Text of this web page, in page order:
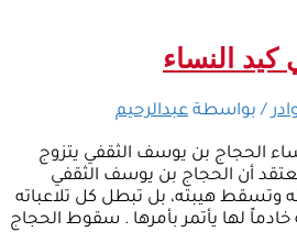
النساء
/ بواسطة عبدالرحيم
الحجاج بن يوسف الثقفي يتزوج
أن الحجاج بن يوسف الثقفي
وتسقط هيبته، بل تبطل كل تلاعباته
خادماً لها يأتمر بأمرها . سقوط الحجاج